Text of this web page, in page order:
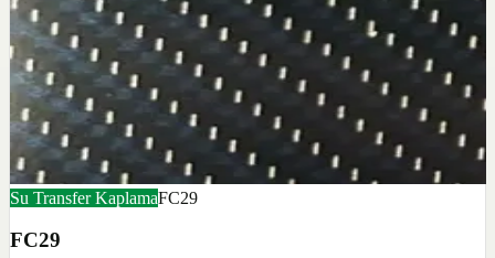
Su Transfer KaplamaFC29
FC29